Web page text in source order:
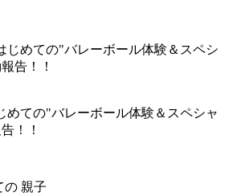
めての"バレーボール体験＆スペシャ
！！
の 親子